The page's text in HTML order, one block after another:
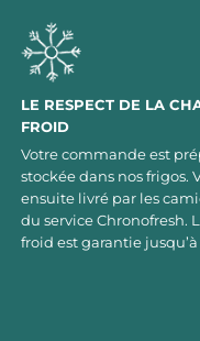
LE RESPECT DE LA
FROID
Votre commande est
stockée dans nos frigos.
ensuite livré par les
du service Chronofresh.
froid est garantie